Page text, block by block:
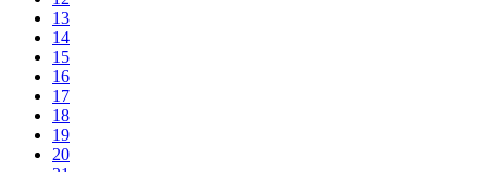
13
14
15
16
17
18
19
20